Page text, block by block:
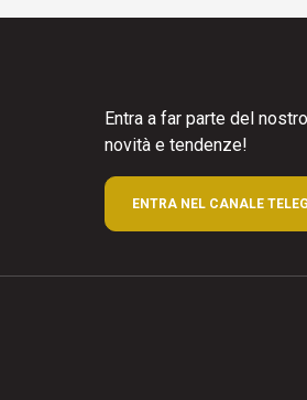
Entra a far parte del
novità e tendenze!
ENTRA NEL CANALE